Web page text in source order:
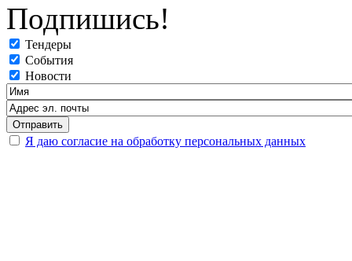
Подпишись!
Тендеры
События
Новости
Я даю согласие на обработку персональных данных